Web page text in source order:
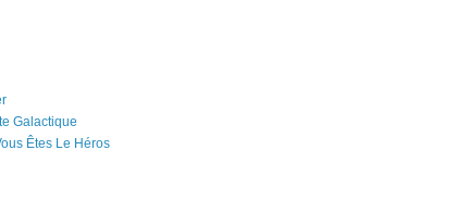
Galactique
Êtes Le Héros